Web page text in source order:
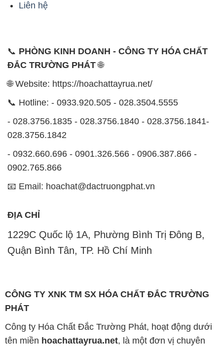
Liên hệ
📞 PHÒNG KINH DOANH - CÔNG TY HÓA CHẤT
ĐẮC TRƯỜNG PHÁT🌐
🌐 Website: https://hoachattayrua.net/
📞 Hotline: - 0933.920.505 - 028.3504.5555
- 028.3756.1835 - 028.3756.1840 - 028.3756.1841-
028.3756.1842
- 0932.660.696 - 0901.326.566 - 0906.387.866 -
0902.765.866
📧 Email: hoachat@dactruongphat.vn
ĐỊA CHỈ
1229C Quốc lộ 1A, Phường Bình Trị Đông B,
Quận Bình Tân, TP. Hồ Chí Minh
CÔNG TY XNK TM SX HÓA CHẤT ĐẮC TRƯỜNG
PHÁT
Công ty Hóa Chất Đắc Trường Phát, hoạt động dưới
tên miền hoachattayrua.net, là một đơn vị chuyên